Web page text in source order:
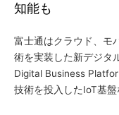
知能も
富士通はクラウド、モ
術を実装した新デジタ
Digital Business
技術を投入したIoT基盤